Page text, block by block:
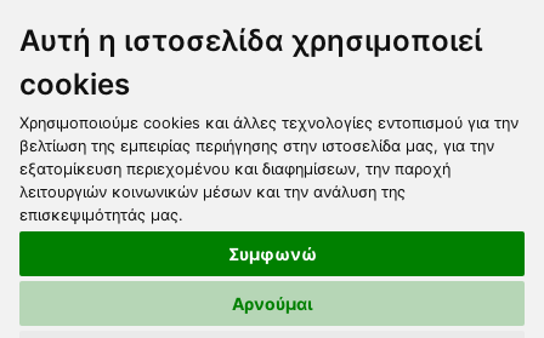
Αυτή η ιστοσελίδα χρησιμοποιεί
cookies
Χρησιμοποιούμε cookies και άλλες τεχνολογίες εντοπισμού για την
βελτίωση της εμπειρίας περιήγησης στην ιστοσελίδα μας, για την
εξατομίκευση περιεχομένου και διαφημίσεων, την παροχή
λειτουργιών κοινωνικών μέσων και την ανάλυση της
επισκεψιμότητάς μας.
Συμφωνώ
Αρνούμαι